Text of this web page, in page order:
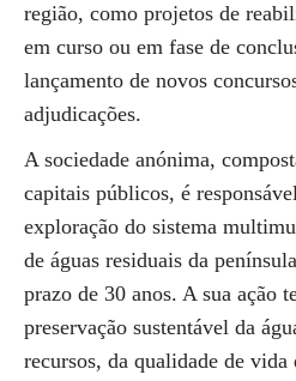
região, como projetos de
em curso ou em fase de
lançamento de novos
adjudicações.
A sociedade anónima,
capitais públicos, é
exploração do sistema
de águas residuais da
prazo de 30 anos. A sua ação
preservação sustentável da
recursos, da qualidade de